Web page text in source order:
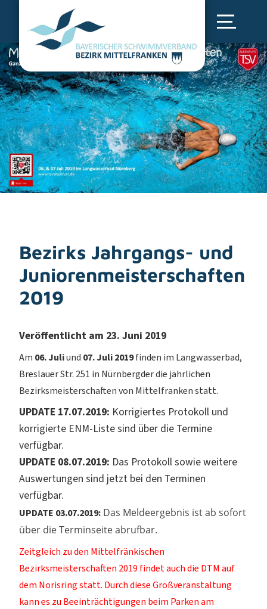
Bezirks Jahrgangs- und
Juniorenmeisterschaften
2019
Veröffentlicht am 23. Juni 2019
Am 06. Juliund 07. Juli 2019finden im Langwasserbad,
Breslauer Str. 251 in Nürnbergder die jährlichen
Bezirksmeisterschaften von Mittelfranken statt.
UPDATE 17.07.2019: Korrigiertes Protokoll und
korrigierte ENM-Liste sind über die Termine
verfügbar.
UPDATE 08.07.2019: Das Protokoll sowie weitere
Auswertungen sind jetzt bei den Terminen
verfügbar.
UPDATE 03.07.2019: Das Meldeergebnis ist ab sofort
über die Terminseite abrufbar.
Zeitgleich zu den Mittelfränkischen
Bezirksmeisterschaften 2019 findet auch die DTM auf
dem Norisring statt. Durch diese Großveranstaltung
kann es zu Beeinträchtigungen beim Parken am